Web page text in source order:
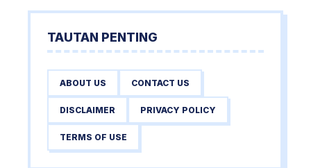
TAUTAN PENTING
ABOUT US CONTACT US
DISCLAIMER PRIVACY POLICY
TERMS OF USE